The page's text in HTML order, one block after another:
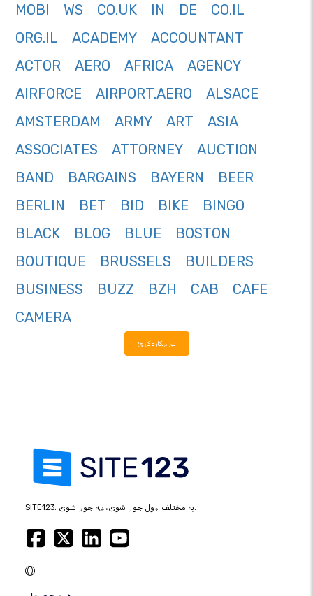
MOBI
WS CO.UK IN DE
CO.IL
ORG.IL
ACADEMY
ACCOUNTANT
ACTOR
AERO AFRICA
AGENCY
AIRFORCE
AIRPORT.AERO
ALSACE
AMSTERDAM
ARMY ART
ASIA
ASSOCIATES
ATTORNEY
AUCTION
BAND
BARGAINS BAYERN
BEER
BERLIN
BET BID BIKE
BINGO
BLACK
BLOG BLUE
BOSTON
BOUTIQUE
BRUSSELS
BUILDERS
BUSINESS
BUZZ BZH CAB
CAFE
CAMERA
نور ښکاره کړئ
SITE123: په مختلف ډول جوړ شوی، ښه جوړ شوی.